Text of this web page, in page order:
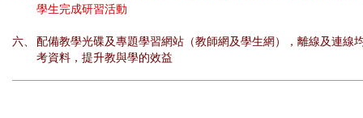
學生完成研習活動
六、
配備教學光碟及專題學習網站（教師網及學生網），離線及連線
考資料，提升教與學的效益